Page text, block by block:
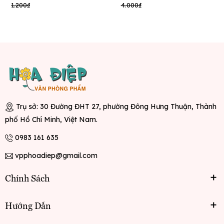
màu ) ( 100 cái/
1.200₫ 4.000₫
Trụ sở: 30 Đường ĐHT 27, phường Đông Hưng Thuận, Thành
phố Hồ Chí Minh, Việt Nam.
0983 161 635
vpphoadiep@gmail.com
Chính Sách
Hướng Dẫn